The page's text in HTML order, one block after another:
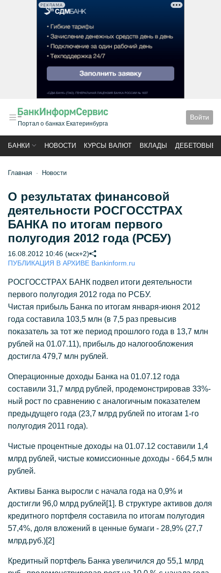
РЕКЛАМА
Портал о банках Екатеринбурга
Войти
БАНКИ НОВОСТИ КУРСЫ ВАЛЮТ ВКЛАДЫ ДЕБЕТОВЫЕ
Главная Новости
О результатах финансовой
деятельности РОСГОССТРАХ
БАНКА по итогам первого
полугодия 2012 года (РСБУ)
16.08.2012 10:46 (мск+2)
ПУБЛИКАЦИЯ В АРХИВЕ Bankinform.ru
РОСГОССТРАХ БАНК подвел итоги деятельности
первого полугодия 2012 года по РСБУ.
Чистая прибыль Банка по итогам января-июня 2012
года составила 103,5 млн (в 7,5 раз превысив
показатель за тот же период прошлого года в 13,7 млн
рублей на 01.07.11), прибыль до налогообложения
достигла 479,7 млн рублей.
Операционные доходы Банка на 01.07.12 года
составили 31,7 млрд рублей, продемонстрировав 33%-
ный рост по сравнению с аналогичным показателем
предыдущего года (23,7 млрд рублей по итогам 1-го
полугодия 2011 года).
Чистые процентные доходы на 01.07.12 составили 1,4
млрд рублей, чистые комиссионные доходы - 664,5 млн
рублей.
Активы Банка выросли с начала года на 0,9% и
достигли 96,0 млрд рублей[1]. В структуре активов доля
кредитного портфеля составила по итогам полугодия
57,4%, доля вложений в ценные бумаги - 28,9% (27,7
млрд.руб.)[2]
Кредитный портфель Банка увеличился до 55,1 млрд